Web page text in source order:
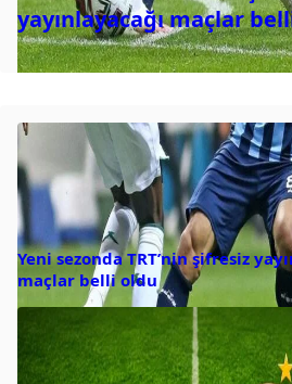
yayınlayacağı maçlar
Yeni sezonda TRT’nin şifresiz
maçlar belli oldu